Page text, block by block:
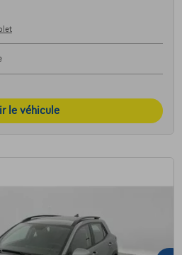
le véhicule